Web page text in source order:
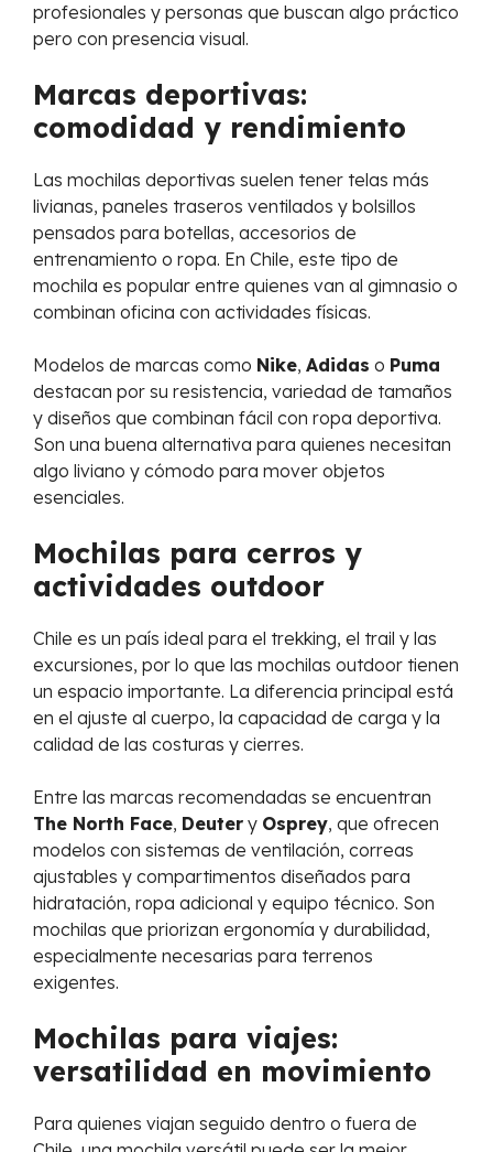
profesionales y personas que buscan algo práctico
pero con presencia visual.
Marcas deportivas:
comodidad y rendimiento
Las mochilas deportivas suelen tener telas más
livianas, paneles traseros ventilados y bolsillos
pensados para botellas, accesorios de
entrenamiento o ropa. En Chile, este tipo de
mochila es popular entre quienes van al gimnasio o
combinan oficina con actividades físicas.
Modelos de marcas como Nike, Adidas o Puma
destacan por su resistencia, variedad de tamaños
y diseños que combinan fácil con ropa deportiva.
Son una buena alternativa para quienes necesitan
algo liviano y cómodo para mover objetos
esenciales.
Mochilas para cerros y
actividades outdoor
Chile es un país ideal para el trekking, el trail y las
excursiones, por lo que las mochilas outdoor tienen
un espacio importante. La diferencia principal está
en el ajuste al cuerpo, la capacidad de carga y la
calidad de las costuras y cierres.
Entre las marcas recomendadas se encuentran
The North Face, Deuter y Osprey, que ofrecen
modelos con sistemas de ventilación, correas
ajustables y compartimentos diseñados para
hidratación, ropa adicional y equipo técnico. Son
mochilas que priorizan ergonomía y durabilidad,
especialmente necesarias para terrenos
exigentes.
Mochilas para viajes:
versatilidad en movimiento
Para quienes viajan seguido dentro o fuera de